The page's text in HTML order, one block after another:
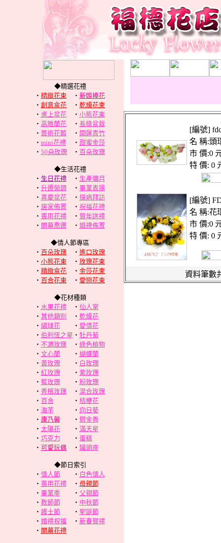
◆精選花禮
‧ 精緻花束 ‧ 新娘捧花
‧ 創意盒花 ‧ 乾燥花束
‧ 桌上盆花 ‧ 小熊花束
‧ 高雅蘭花 ‧ 長綠盆栽
‧ 藝術花籃 ‧ 開運青竹
‧ mini花禮 ‧ 甜蜜金莎
‧ 50朵玫瑰 ‧ 百朵玫瑰
◆生活花禮
‧ 生日花禮 ‧ 生產彌月
‧ 升遷榮調 ‧ 畢業表揚
‧ 喜慶盆花 ‧ 探病拜訪
‧ 居家佈置 ‧ 祝福花禮
‧ 喪用花禮 ‧ 賀年送禮
‧ 開幕喬遷 ‧ 婚禮佈置
◆情人節專區
‧ 百朵玫瑰 ‧ 進口玫瑰
‧ 小熊花束 ‧ 玫瑰花束
‧ 精緻盒花 ‧ 金莎花束
‧ 百合花束 ‧ 愛戀花束
◆花材種類
‧ 水果花禮 ‧ 仙人掌
‧ 其他類別 ‧ 乾燥花
‧ 繡球花 ‧ 愛情花
‧ 伯利恆之星 ‧ 牡丹菊
‧ 不凋玫瑰 ‧ 綠色植物
‧ 文心蘭 ‧ 蝴蝶蘭
‧ 黃玫瑰 ‧ 白玫瑰
‧ 紅玫瑰 ‧ 紫玫瑰
‧ 藍玫瑰 ‧ 粉玫瑰
‧ 香檳玫瑰 ‧ 混合玫瑰
‧ 百合 ‧ 桔梗花
‧ 海芋 ‧ 向日葵
‧ 康乃馨 ‧ 鬱金香
‧ 太陽花 ‧ 滿天星
‧ 巧克力 ‧ 蛋糕
‧ 可愛玩偶 ‧ 罐頭座
◆節日索引
‧ 情人節 ‧ 白色情人
‧ 喪用花禮 ‧ 母親節
‧ 畢業季 ‧ 父親節
‧ 教師節 ‧ 中秋節
‧ 護士節 ‧ 聖誕節
‧ 婚禮祝福 ‧ 新春賀禮
‧ 開幕花禮
[編號]
名 稱:頭
市 價:0
特 價: 0
[編號]
名 稱:花
市 價:0
特 價: 0
資料筆數